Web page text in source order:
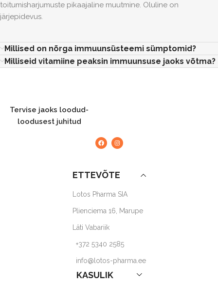
toitumisharjumuste pikaajaline muutmine. Oluline on
järjepidevus.
Millised on nõrga immuunsüsteemi sümptomid?
Milliseid vitamiine peaksin immuunsuse jaoks võtma?
Tervise jaoks loodud-
loodusest juhitud
ETTEVÕTE
Lotos Pharma SIA
Plienciema 16, Marupe
Läti Vabariik
+372 5340 2585
info@lotos-pharma.ee
KASULIK